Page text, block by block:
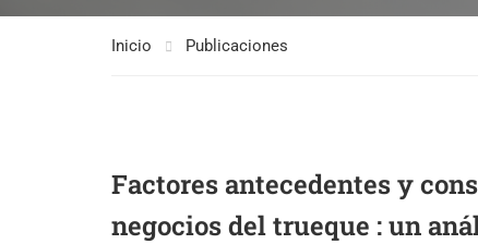
Inicio Publicaciones
Factores antecedentes y
negocios del trueque : un